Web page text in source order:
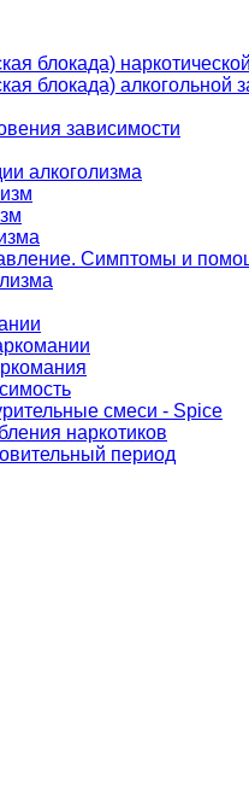
блокада)
блокада) алкогольной
зависимости
алкоголизма
Симптомы и
смеси - Spice
наркотиков
период